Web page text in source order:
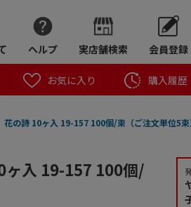
ヘルプ 実店舗検索 会員登録
お気に入り 購入履歴
の詩 10ヶ入 19-157 100個/束（ご注文単位5束
入 19-157 100個/